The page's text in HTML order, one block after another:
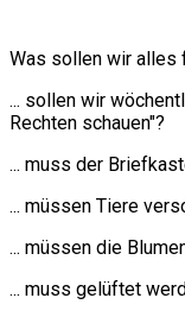
Was sollen wir alles
... sollen wir
Rechten schauen"?
... muss der
... müssen Tiere
... müssen die
... muss gelüftet